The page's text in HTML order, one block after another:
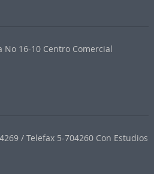
No 16-10 Centro Comercial
/ Telefax 5-704260 Con Estudios